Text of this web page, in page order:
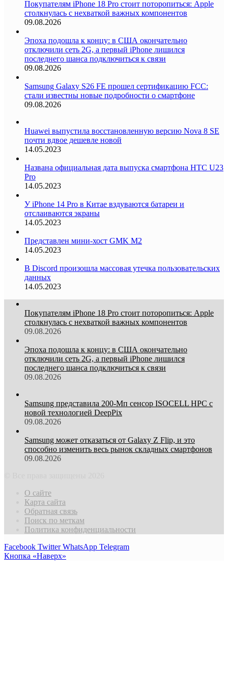
Покупателям iPhone 18 Pro стоит поторопиться: Apple
столкнулась с нехваткой важных компонентов
09.08.2026
Эпоха подошла к концу: в США окончательно
отключили сеть 2G, а первый iPhone лишился
последнего шанса подключиться к связи
09.08.2026
Samsung Galaxy S26 FE прошел сертификацию FCC:
стали известны новые подробности о смартфоне
09.08.2026
Huawei выпустила восстановленную версию Nova 8 SE
почти вдвое дешевле новой
14.05.2023
Названа официальная дата выпуска смартфона HTC U23
Pro
14.05.2023
У iPhone 14 Pro в Китае вздуваются батареи и
отслаиваются экраны
14.05.2023
Представлен мини-хост GMK M2
14.05.2023
В Discord произошла массовая утечка пользовательских
данных
14.05.2023
Покупателям iPhone 18 Pro стоит поторопиться: Apple
столкнулась с нехваткой важных компонентов
09.08.2026
Эпоха подошла к концу: в США окончательно
отключили сеть 2G, а первый iPhone лишился
последнего шанса подключиться к связи
09.08.2026
Samsung представила 200-Мп сенсор ISOCELL HPC с
новой технологией DeepPix
09.08.2026
Samsung может отказаться от Galaxy Z Flip, и это
способно изменить весь рынок складных смартфонов
09.08.2026
О сайте
Карта сайта
Обратная связь
Поиск по меткам
Политика конфиденциальности
Facebook Twitter WhatsApp Telegram
Кнопка «Наверх»